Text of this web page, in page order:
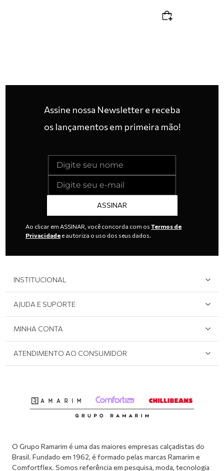
Assine nossa Newsletter e receba
os lançamentos em primeira mão!
ASSINAR
Ao clicar em ASSINAR, você concorda com osTermos de
Privacidade e autoriza o uso dos seus dados.
INSTITUCIONAL
Área do Lojista
AJUDA E SUPORTE
Políticas de Privacidade
MINHA CONTA
Meus pedidos
ATENDIMENTO AO CONSUMIDOR
Atendimento via WhatsApp: (51) 2160-0740
O Grupo Ramarim é uma das maiores empresas calçadistas do
Brasil. Fundado em 1962, é formado pelas marcas Ramarim e
Comfortflex. Somos referência em pesquisa, moda, tecnologia